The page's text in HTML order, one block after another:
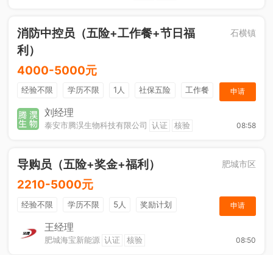
消防中控员（五险+工作餐+节日福
利）
石横镇
4000-5000元
经验不限 学历不限 1人 社保五险
工作餐
节日福利
申请
刘经理
泰安市腾淏生物科技有限公司 认证 核验 08:58
导购员（五险+奖金+福利） 肥城市区
2210-5000元
经验不限 学历不限 5人
奖励计划
销售奖金
社保五险
申请
王经理
肥城海宝新能源 认证 核验 08:50